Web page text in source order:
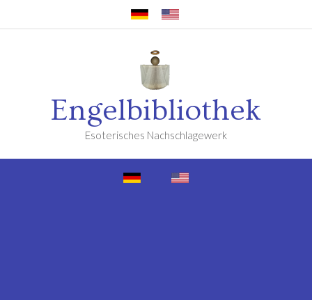
Engelbibliothek
Esoterisches Nachschlagewerk